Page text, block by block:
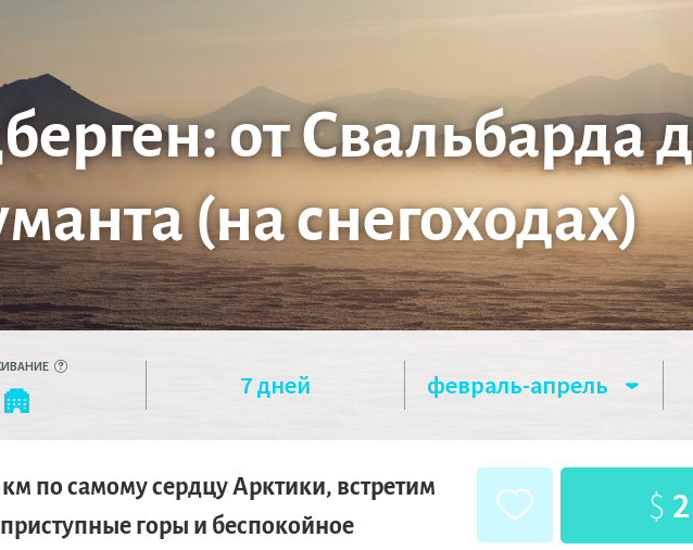
от Свальбарда
(на снегоходах)
7дней февраль-апрель
по самому сердцу Арктики, встретим
горы и беспокойное
$